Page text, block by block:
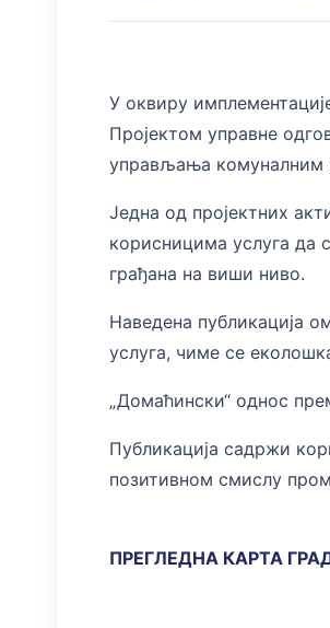
У оквиру
Пројектом управне
управљања комуналним
Једна од пројектних
корисницима услуга да
грађана на виши ниво.
Наведена публикација
услуга, чиме се
„Домаћински“ однос
Публикација садржи
позитивном смислу
ПРЕГЛЕДНА КАРТА